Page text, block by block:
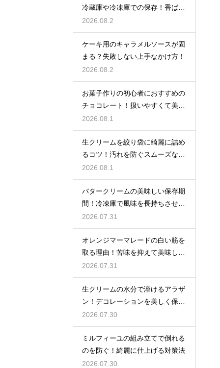
冷蔵庫や冷凍庫での保存！香ばし
い風味を保ってお菓子を美味しく
する
2026.08.2
ケーキ用のキャラメルソースが固
まる？失敗しない上手なかけ方！
2026.08.2
お菓子作りの初心者におすすめの
チョコレート！扱いやすくて美味
しい種類を紹介
2026.08.1
生クリームを絞り袋に綺麗に詰め
るコツ！汚れを防ぐスムーズな入
れ方
2026.08.1
バタークリームの美味しい保存期
間！冷凍庫で風味を長持ちさせる
コツ
2026.07.31
オレンジマーマレードの白い筋を
取る理由！苦味を抑えて美味しい
ジャムに仕上げる
2026.07.31
生クリームの水分で溶けるアラザ
ン！デコレーションを美しく保つ
ための飾るタイミングとコツ
2026.07.30
ミルフィーユの組み立てで倒れる
のを防ぐ！綺麗に仕上げる対策法
2026.07.30